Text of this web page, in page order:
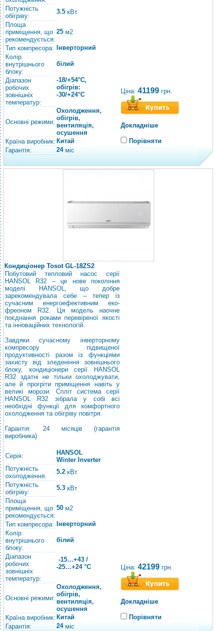
Потужність
обігріву:
3.5 кВт
Площа
приміщення, що
рекомендується:
25 м2
Тип компресора:
Інверторний
Колір
внутрішнього
блоку:
білий
Діапазон
робочих
зовнішніх
температур:
-18/+54°С,
обігрів:
-30/+24°C
Основні режими:
Охолодження,
обігрів,
вентиляція,
осушення
Країна виробник: Китай
Гарантія:
24міс
Ціна: 41199 грн.
Докладніше
Порівняти
Кондиціонер Tosot GL-18ZS2
Побутовий тепловий насос серії
HANSOL R32 – це нове покоління
моделі HANSOL, що добре
зарекомендувала себе – тепер із
сучасним енергоефективним еко-
фреоном R32. Ця модель наочне
поєднання роками перевіреної якості
та інноваційних технологій.
Завдяки сучасному інверторному
компресору підвищеної
продуктивності разом із функціями
захисту від зледеніння зовнішнього
блоку, кондиціонери серії HANSOL
R32 здатні не тільки охолоджувати,
але й прогріти приміщення навіть у
великі морози. Спліт система серії
HANSOL R32 зібрала у собі всі
необхідні функції для комфортного
охолодження та обігріву повітря.
Гарантія: 24 місяців (гарантія
виробника)
Серія:
HANSOL
Winter Inverter
Потужність
охолодження:
5.2 кВт
Потужність
обігріву:
5.3 кВт
Площа
приміщення, що
рекомендується:
50 м2
Тип компресора:
Інверторний
Колір
внутрішнього
блоку:
білий
Діапазон
робочих
зовнішніх
температур:
-15…+43 /
-25…+24 °C
Основні режими:
Охолодження,
обігрів,
вентиляція,
осушення
Країна виробник: Китай
Гарантія:
24міс
Ціна: 42199 грн.
Докладніше
Порівняти